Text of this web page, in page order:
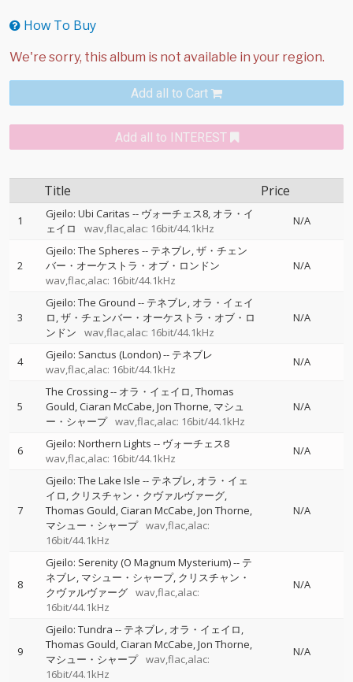
How To Buy
Add all to Cart
Add all to INTEREST
Title Price
1 Gjeilo: Ubi Caritas -- ヴォーチェス8 オラ・イ
ェイロ
wav,flac,alac: 16bit/44.1kHz
N/A
2
Gjeilo: The Spheres -- テネブレ ザ・チェン
バー・オーケストラ・オブ・ロンドン
wav,flac,alac: 16bit/44.1kHz
N/A
3
Gjeilo: The Ground -- テネブレ オラ・イェイ
ロ ザ・チェンバー・オーケストラ・オブ・ロ
ンドン
wav,flac,alac: 16bit/44.1kHz
N/A
4 Gjeilo: Sanctus (London)-- テネブレ
wav,flac,alac: 16bit/44.1kHz
N/A
5
The Crossing-- オラ・イェイロ Thomas
Gould Ciaran McCabe Jon Thorne マシュ
ー・シャープ wav,flac,alac: 16bit/44.1kHz
N/A
6 Gjeilo: Northern Lights -- ヴォーチェス8
wav,flac,alac: 16bit/44.1kHz
N/A
7
Gjeilo: The Lake Isle -- テネブレ オラ・イェ
イロ クリスチャン・クヴァルヴァーグ
Thomas Gould Ciaran McCabe Jon Thorne
マシュー・シャープ wav,flac,alac:
16bit/44.1kHz
N/A
8
Gjeilo: Serenity (O Magnum Mysterium)-- テ
ネブレ マシュー・シャープ クリスチャン・
クヴァルヴァーグ wav,flac,alac:
16bit/44.1kHz
N/A
9
Gjeilo: Tundra -- テネブレ オラ・イェイロ
Thomas Gould Ciaran McCabe Jon Thorne
マシュー・シャープ wav,flac,alac:
16bit/44.1kHz
N/A